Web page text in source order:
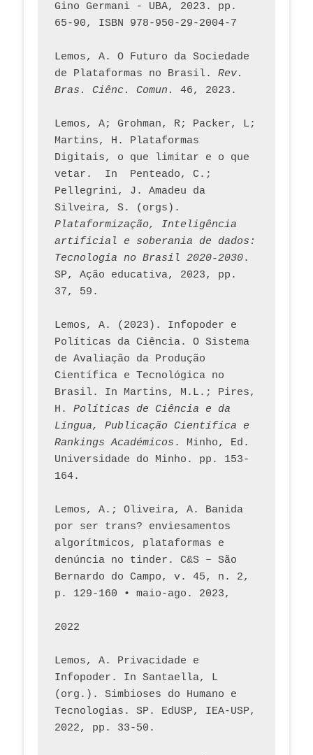
Gino Germani - UBA, 2023. pp.
65-90, ISBN 978-950-29-2004-7
Lemos, A. O Futuro da Sociedade
de Plataformas no Brasil. Rev.
Bras. Ciênc. Comun.
Lemos, A; Grohman, R; Packer, L;
Martins, H. Plataformas
Digitais, o que limitar e o que
vetar.  In  Penteado, C.;
Pellegrini, J. Amadeu da
Plataformização, Inteligência
artificial e soberania de dados:
Tecnologia no Brasil 2020-2030.
SP, Ação educativa, 2023, pp.
37, 59.
Lemos, A. (2023). Infopoder e
Políticas da Ciência. O Sistema
de Avaliação da Produção
Científica e Tecnológica no
Brasil. In Martins, M.L.; Pires,
H. Políticas de Ciência e da
Língua, Publicação Científica e
Rankings Académicos . Minho, Ed.
Universidade do Minho. pp. 153-
164.
Lemos, A.; Oliveira, A. Banida
por ser trans? enviesamentos
algorítmicos, plataformas e
denúncia no tinder. C&S – São
Bernardo do Campo, v. 45, n. 2,
p. 129-160 • maio-ago. 2023,
2022
Lemos, A. Privacidade e
Infopoder. In Santaella, L
(org.). Simbioses do Humano e
Tecnologias. SP. EdUSP, IEA-USP,
2022, pp. 33-50.